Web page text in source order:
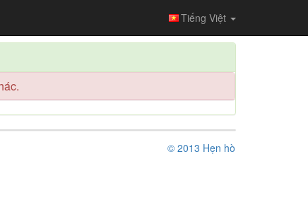
Tiếng Việt
© 2013 Hẹn hò